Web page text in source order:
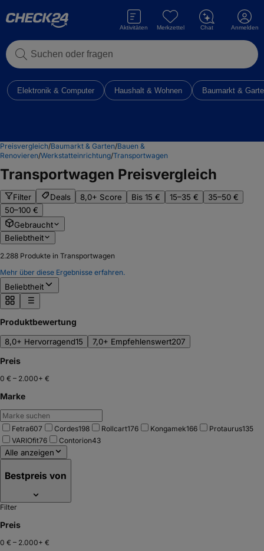
Suchen oder fragen
Aktivitäten Merkzettel Chat Anmelden
Elektronik & Computer Haushalt & Wohnen Baumarkt &
Preisvergleich/Baumarkt & Garten/Bauen &
Renovieren/Werkstatteinrichtung/Transportwagen
Transportwagen Preisvergleich
Filter Deals 8,0+ Score Bis 15 € 15–35 €
35–50 €
50–100 €
Gebraucht
Beliebtheit
2.288 Produkte in Transportwagen
Mehr über diese Ergebnisse erfahren.
Beliebtheit
Produktbewertung
8,0+ Hervorragend15 7,0+ Empfehlenswert207
Preis
0 € – 2.000+ €
Marke
Fetra607 Cordes198 Rollcart176 Kongamek166 Protaurus135
VARIOfit76 Contorion43
Alle anzeigen
Bestpreis von
Filter
Preis
0 € – 2.000+ €